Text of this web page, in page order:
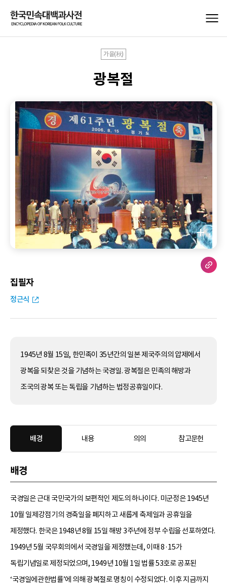
가을(秋)
광복절
집필자
정근식
1945년 8월 15일, 한민족이 35년간의 일본 제국주의의 압제에서
광복을 되찾은 것을 기념하는 국경일. 광복절은 민족의 해방과
조국의 광복 또는 독립을 기념하는 법정공휴일이다.
배경 내용 의의 참고문헌
배경
국경일은 근대 국민국가의 보편적인 제도의 하나이다. 미군정은 1945년
10월 일제강점기의 경축일을 폐지하고 새롭게 축제일과 공휴일을
제정했다. 한국은 1948년 8월 15일 해방 3주년에 정부 수립을 선포하였다.
1949년 5월 국무회의에서 국경일을 제정했는데, 이때 8·15가
독립기념일로 제정되었으며, 1949년 10월 1일 법률 53호로 공포된
‘국경일에관한법률’에 의해 광복절로 명칭이 수정되었다. 이후 지금까지